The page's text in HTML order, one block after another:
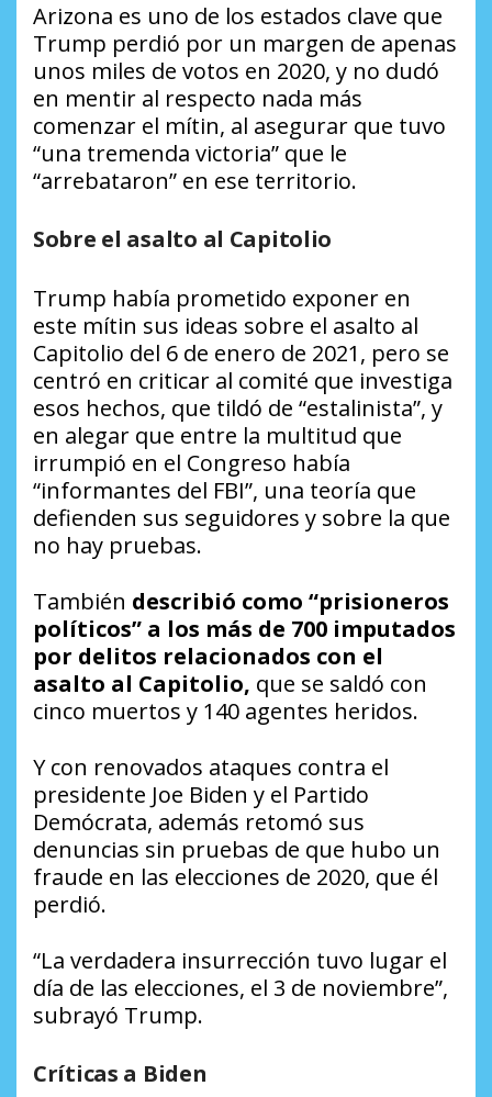
Arizona es uno de los estados clave que
Trump perdió por un margen de apenas
unos miles de votos en 2020, y no dudó
en mentir al respecto nada más
comenzar el mítin, al asegurar que tuvo
“una tremenda victoria” que le
“arrebataron” en ese territorio.
Sobre el asalto al Capitolio
Trump había prometido exponer en
este mítin sus ideas sobre el asalto al
Capitolio del 6 de enero de 2021, pero se
centró en criticar al comité que investiga
esos hechos, que tildó de “estalinista”, y
en alegar que entre la multitud que
irrumpió en el Congreso había
“informantes del FBI”, una teoría que
defienden sus seguidores y sobre la que
no hay pruebas.
También describió como “prisioneros
políticos” a los más de 700 imputados
por delitos relacionados con el
asalto al Capitolio, que se saldó con
cinco muertos y 140 agentes heridos.
Y con renovados ataques contra el
presidente Joe Biden y el Partido
Demócrata, además retomó sus
denuncias sin pruebas de que hubo un
fraude en las elecciones de 2020, que él
perdió.
“La verdadera insurrección tuvo lugar el
día de las elecciones, el 3 de noviembre”,
subrayó Trump.
Críticas a Biden